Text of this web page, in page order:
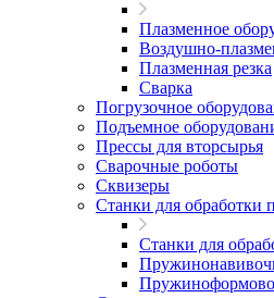
Плазменное
Воздушно-
Плазменная резка
Сварка
Погрузочное
Подъемное
Прессы для вторсырья
Сварочные роботы
Сквизеры
Станки для обработки
Станки для